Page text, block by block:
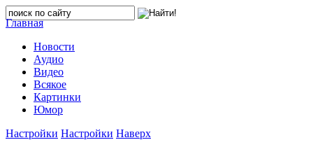
Главная
Новости
Аудио
Видео
Всякое
Картинки
Юмор
Настройки Настройки Наверх